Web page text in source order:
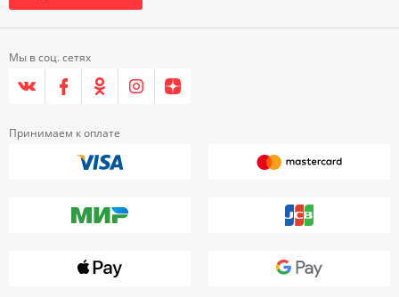
Мы в соц. сетях
Принимаем к оплате